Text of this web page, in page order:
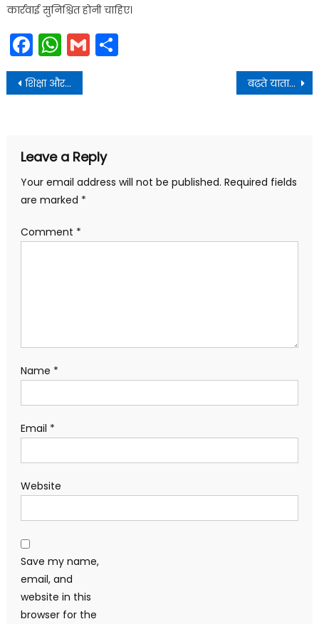
कार्रवाई सुनिश्चित होनी चाहिए।
Facebook
WhatsApp
Gmail
Post
navigation
शिक्षा और कौशल विकास से सशक्त होगा उत्तराखण्ड का भविष्य: मुख्यमंत्री धामी बढ़ते यातायात दबाव को देखते हुए मार्ग का चौड़ीकरण आवश्यक
Leave a Reply
Your email address will not be published. Required fields
are marked *
Comment *
Name *
Email *
Website
Save my name,
email, and
website in this
browser for the